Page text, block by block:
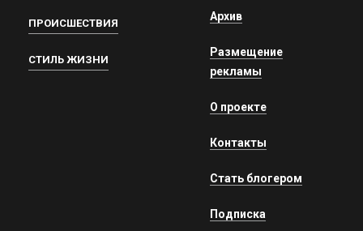
ПРОИСШЕСТВИЯ
СТИЛЬ ЖИЗНИ
Архив
Размещение
рекламы
О проекте
Контакты
Стать блогером
Подписка